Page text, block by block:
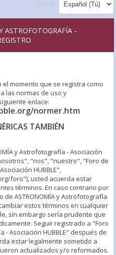
Idioma:
ASTROFOTOGRAFÍA -
el momento que se registra como
las normas de uso y
enlace:
normer.htm
TAMBIÉN
y Astrofotografía - Asociación
"nos", "nuestro", "Foro de
HUBBLE",
foro"), usted acuerda estar
términos. En caso contrario por
ASTRONOMÍA y Astrofotografía
estos términos en cualquier
sin embargo sería prudente que
Seguir registrado a "Foro
- Asociación HUBBLE" después de
estar legalmente sometido a
actualizados y/o reformados.